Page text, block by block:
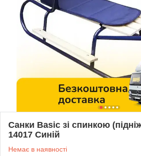
Санки Basic зі спинкою
14017 Синій
Немає в наявності